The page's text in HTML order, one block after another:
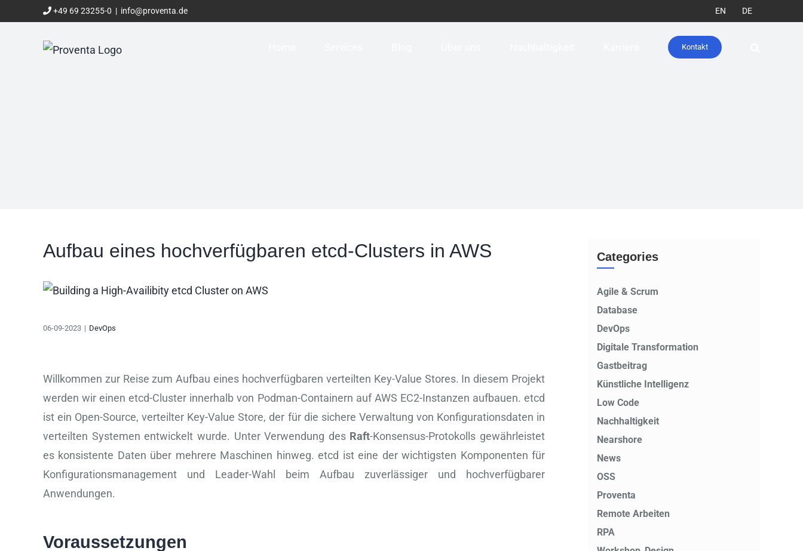
+49 69 23255-0 | info@proventa.de EN DE
Kontakt
Aufbau eines hochverfügbaren etcd-Clusters in AWS
Zeige
Bild
06-09-2023 | DevOps
Willkommen zur Reise zum Aufbau eines hochverfügbaren verteilten Key-Value Stores. In diesem Projekt
werden wir einen etcd-Cluster innerhalb von Podman-Containern auf AWS EC2-Instanzen aufbauen. etcd
ist ein Open-Source, verteilter Key-Value Store, der für die sichere Verwaltung von Konfigurationsdaten in
verteilten Systemen entwickelt wurde. Unter Verwendung des Raft-Konsensus-Protokolls gewährleistet
es konsistente Daten über mehrere Maschinen hinweg. etcd ist eine der wichtigsten Komponenten für
Konfigurationsmanagement und Leader-Wahl beim Aufbau zuverlässiger und hochverfügbarer
Anwendungen.
Voraussetzungen
Categories
Agile & Scrum
Database
DevOps
Digitale Transformation
Gastbeitrag
Künstliche Intelligenz
Low Code
Nachhaltigkeit
Nearshore
News
OSS
Proventa
Remote Arbeiten
RPA